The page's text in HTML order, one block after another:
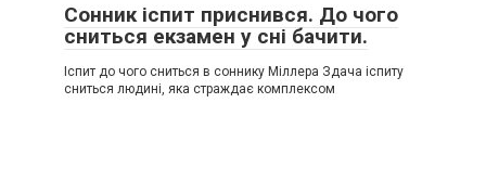
Сонник іспит приснився. До чого
сниться екзамен у сні бачити.
Іспит до чого сниться в соннику Міллера Здача іспиту
сниться людині, яка страждає комплексом